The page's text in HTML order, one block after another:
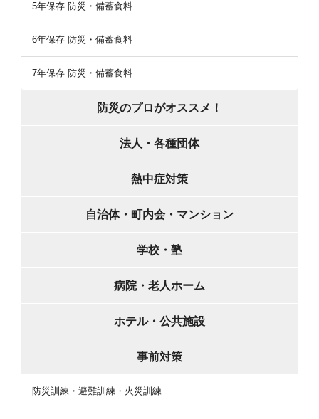
5年保存 防災・備蓄食料
6年保存 防災・備蓄食料
7年保存 防災・備蓄食料
防災のプロがオススメ！
法人・各種団体
熱中症対策
自治体・町内会・マンション
学校・塾
病院・老人ホーム
ホテル・公共施設
事前対策
防災訓練・避難訓練・火災訓練